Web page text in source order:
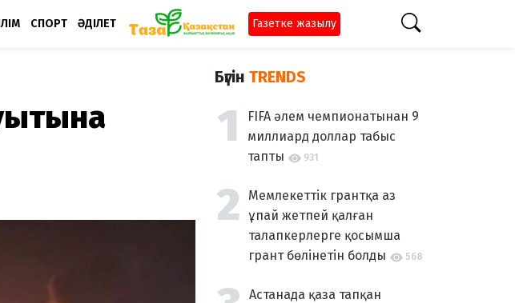
СПОРТ ӘДІЛЕТ Газетке жазылу
Бүгін TRENDS
FIFA әлем чемпионатынан 9
миллиард доллар табыс
тапты
931
Мемлекеттік грантқа аз
ұпай жетпей қалған
талапкерлерге қосымша
грант бөлінетін болды
568
Астанада қаза тапқан